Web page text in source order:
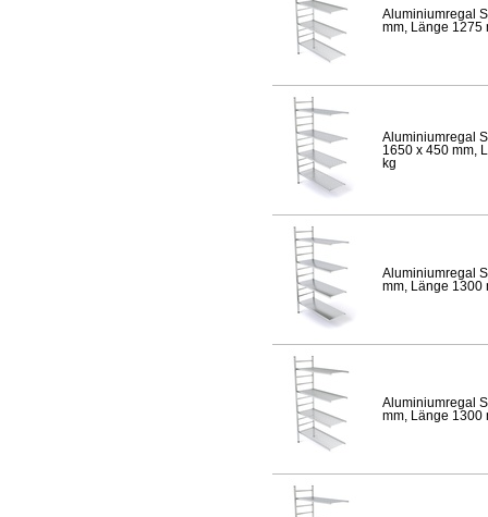
Aluminiumregal
mm, Länge 1275
Aluminiumregal
1650 x 450 mm,
kg
Aluminiumregal
mm, Länge 1300
Aluminiumregal
mm, Länge 1300